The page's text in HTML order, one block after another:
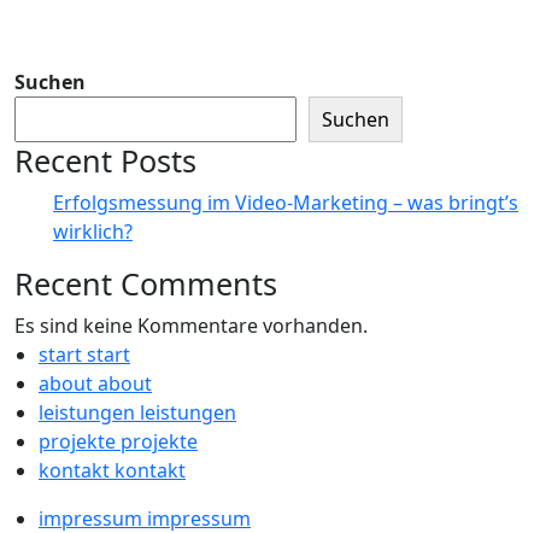
Suchen
Suchen
Recent Posts
Erfolgsmessung im Video-Marketing – was bringt’s
wirklich?
Recent Comments
Es sind keine Kommentare vorhanden.
startstart
aboutabout
leistungen leistungen
projekte projekte
kontakt kontakt
impressum impressum